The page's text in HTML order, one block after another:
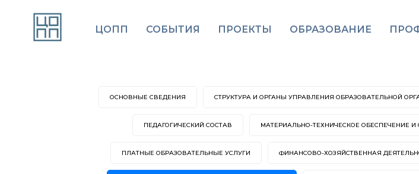
ЦОПП СОБЫТИЯ ПРОЕКТЫ ОБРАЗОВАНИЕ
ОСНОВНЫЕ СВЕДЕНИЯ СТРУКТУРА И ОРГАНЫ УПРАВЛЕНИЯ ОБРАЗОВАТЕЛЬНОЙ
ПЕДАГОГИЧЕСКИЙ СОСТАВ МАТЕРИАЛЬНО-ТЕХНИЧЕСКОЕ ОБЕСПЕЧЕНИЕ
ПЛАТНЫЕ ОБРАЗОВАТЕЛЬНЫЕ УСЛУГИ ФИНАНСОВО-ХОЗЯЙСТВЕННАЯ